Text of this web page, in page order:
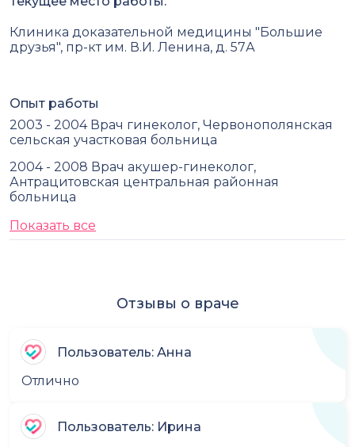
Клиника доказательной медицины "Большие
друзья", пр-кт им. В.И. Ленина, д. 57А
Опыт работы
2003 - 2004 Врач гинеколог, Червонополянская
сельская участковая больница
2004 - 2008 Врач акушер-гинеколог,
Антрацитовская центральная районная
больница
Показать все
Отзывы о враче
Пользователь: Анна
Отлично
Пользователь: Ирина